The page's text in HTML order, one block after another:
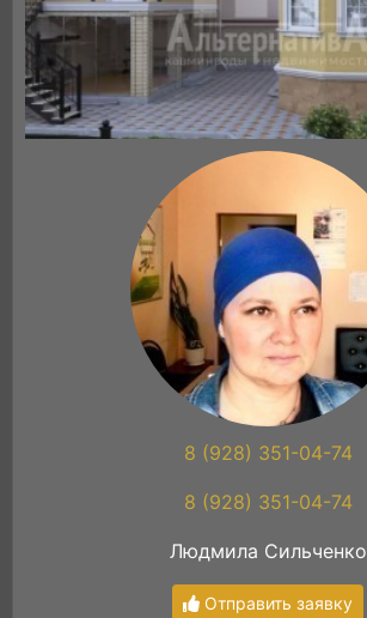
8 (928) 351-04-74
8 (928) 351-04-74
Людмила Сильченко
Отправить заявку